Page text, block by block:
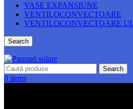
VASE EXPANSIUNE
VENTILOCONVECTOARE
VENTILOCONVECTOARE
Search
Search
0 items